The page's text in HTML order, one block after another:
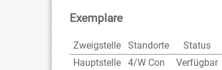
Exemplare
Zweigstelle Standorte Status
Hauptstelle
4/W Con Verfügbar